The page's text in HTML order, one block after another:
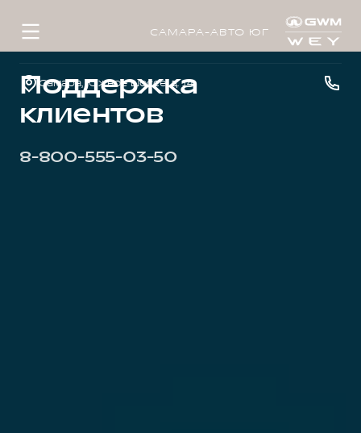
САМАРА-АВТО ЮГ
Самара, Южное шоссе, д. 14
Поддержка
клиентов
8-800-555-03-50